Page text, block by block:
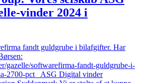
vinder 2024 i
fandt guldgrube i bilafgifter. Har
gazelle/softwarefirma-fandt-guldgrube-i-
2700-pct ASG Digital vinder